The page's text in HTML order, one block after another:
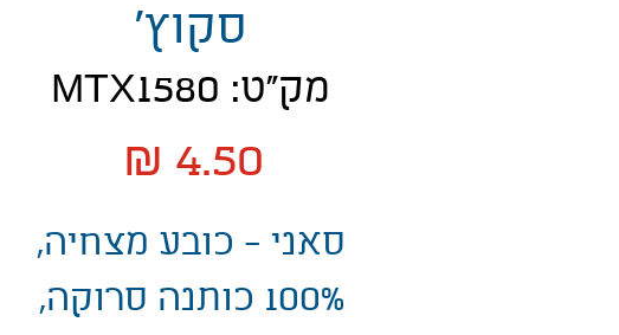
סקוץ'
מק"ט: MTX1580
סאני - כובע מצחיה,
100% כותנה סרוקה,